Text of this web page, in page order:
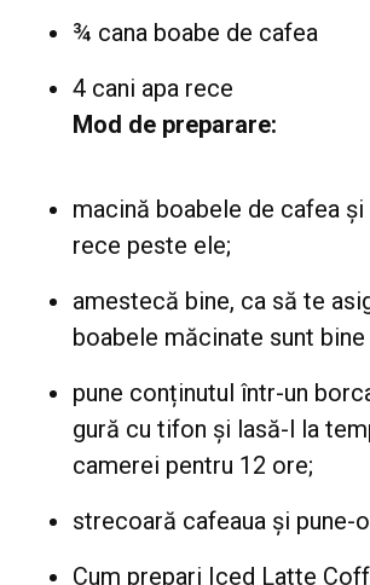
¾ cana boabe de cafea
4 cani apa rece
Mod de preparare:
macină boabele de cafea și
rece peste ele;
amestecă bine, ca să te
boabele măcinate sunt
pune conținutul într-un
gură cu tifon și lasă-l la
camerei pentru 12 ore;
strecoară cafeaua și pune-
Cum prepari Iced Latte